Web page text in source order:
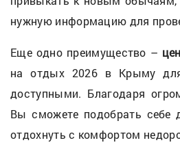
нужную информацию для
Еще одно преимущество –
на отдых 2026 в Крыму для
доступными. Благодаря
Вы сможете подобрать себе
отдохнуть с комфортом